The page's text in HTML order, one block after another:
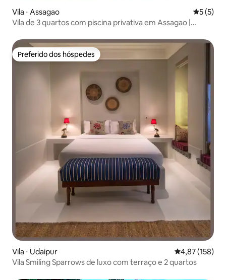
Vila ⋅ Assagao 5 de
5 (5)
Vila de 3 quartos com piscina privativa em Assagao |
Preferido dos hóspedes
Preferido dos hóspedes
Vila ⋅ Udaipur 4,87 de uma
4,87 (158)
Vila Smiling Sparrows de luxo com terraço e 2 quartos